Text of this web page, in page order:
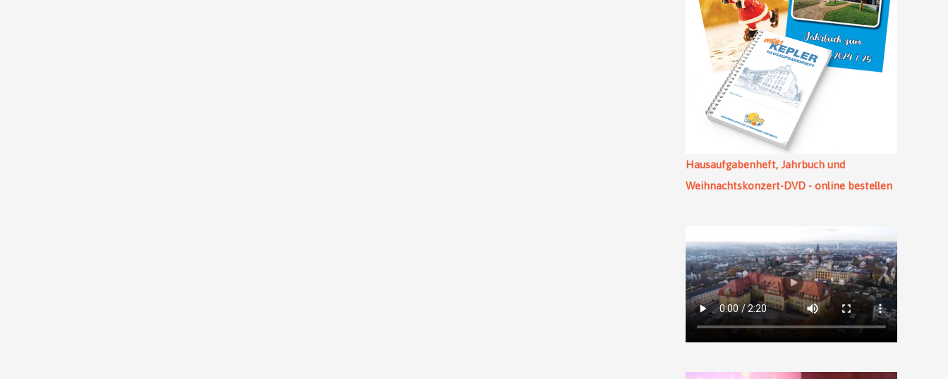
Hausaufgabenheft, Jahrbuch und
Weihnachtskonzert-DVD - online bestellen